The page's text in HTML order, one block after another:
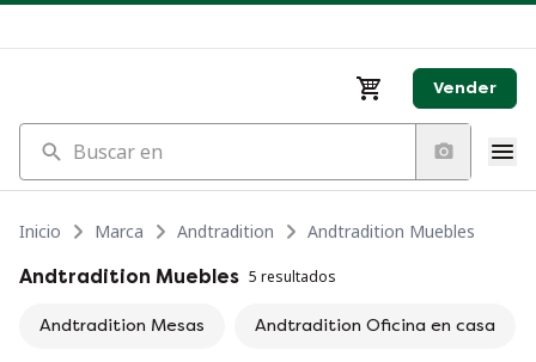
Vender
Buscar en
Inicio Marca Andtradition
Andtradition Muebles
Andtradition Muebles 5 resultados
Andtradition Mesas Andtradition Oficina en casa